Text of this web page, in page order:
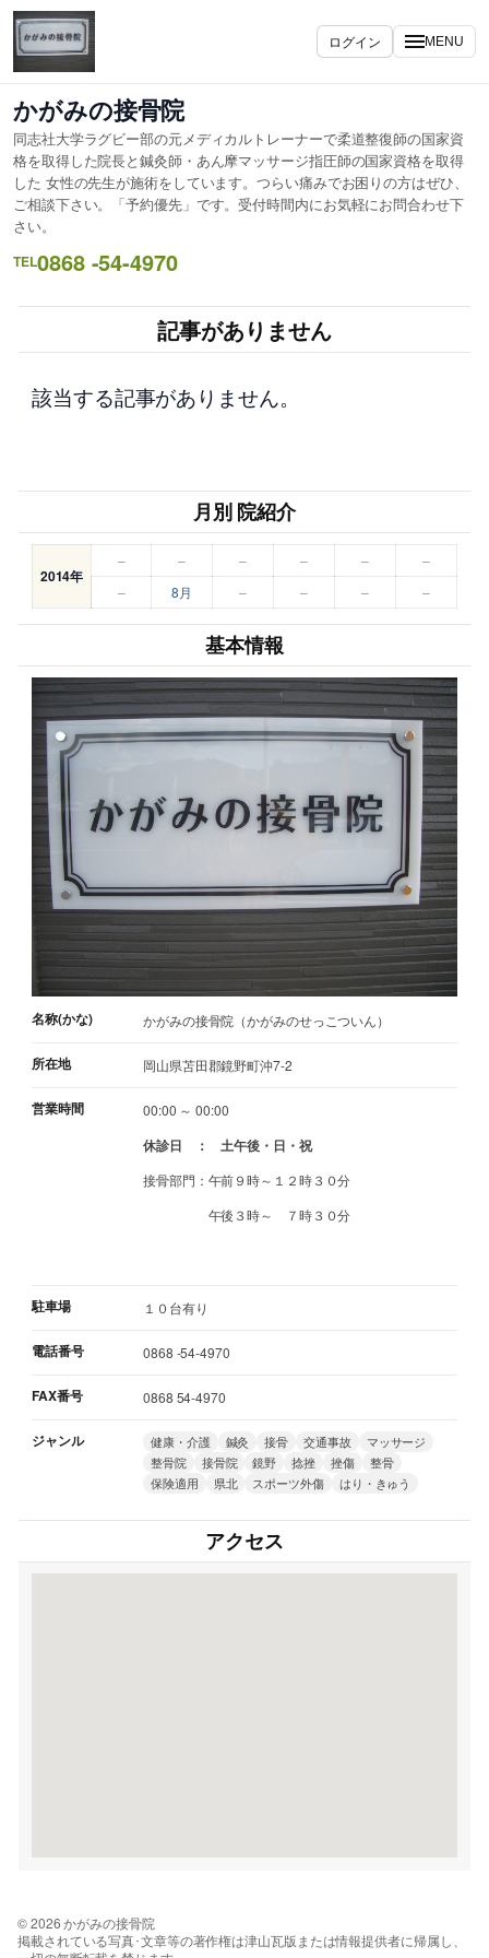
内
容
を
キ
ッ
プ
ログイン MENU
かがみの接骨院
同志社大学ラグビー部の元メディカルトレーナーで柔道整復師の国家資
格を取得した院長と鍼灸師・あん摩マッサージ指圧師の国家資格を取得
した 女性の先生が施術をしています。つらい痛みでお困りの方はぜひ、
ご相談下さい。「予約優先」です。受付時間内にお気軽にお問合わせ下
さい。
TEL0868 -54-4970
記事がありません
該当する記事がありません。
月別 院紹介
2014年
– – – – –
–
–
8月 – – – –
基本情報
名称(かな) かがみの接骨院（かがみのせっこついん）
所在地 岡山県苫田郡鏡野町沖7-2
営業時間 00:00 ～ 00:00
休診日 ： 土午後・日・祝
接骨部門：午前９時～１２時３０分
午後３時～ ７時３０分
駐車場 １０台有り
電話番号 0868 -54-4970
FAX番号 0868 54-4970
ジャンル 健康・介護 鍼灸 接骨 交通事故
マッサージ
整骨院
接骨院 鏡野 捻挫 挫傷
整骨
保険適用
県北 スポーツ外傷 はり・きゅう
アクセス
© 2026 かがみの接骨院
掲載されている写真･文章等の著作権は津山瓦版または情報提供者に帰属し、